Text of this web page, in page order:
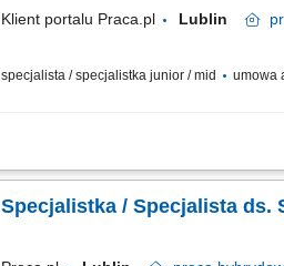
Klient portalu Praca.pl Lublin
specjalista / specjalistka junior / mid umowa
Budowanie i pozyskiwanie własnego portfela
Specjalistka / Specjalista ds.